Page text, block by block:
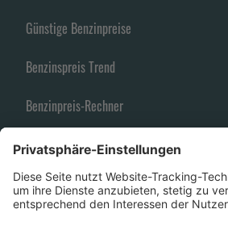
Günstige Benzinpreise
Benzinspreis Trend
Benzinpreis-Rechner
Spritpreise
Benzin Vergleich